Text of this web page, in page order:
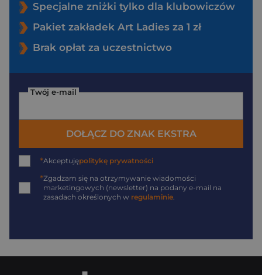
Specjalne zniżki tylko dla klubowiczów
Pakiet zakładek Art Ladies za 1 zł
Brak opłat za uczestnictwo
Twój e-mail
DOŁĄCZ DO ZNAK EKSTRA
*Akceptujępolitykę prywatności
*Zgadzam się na otrzymywanie wiadomości
marketingowych (newsletter) na podany e-mail na
zasadach określonych w regulaminie.